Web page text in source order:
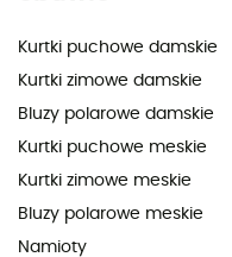
Kurtki puchowe damskie
Kurtki zimowe damskie
Bluzy polarowe damskie
Kurtki puchowe meskie
Kurtki zimowe meskie
Bluzy polarowe meskie
Namioty